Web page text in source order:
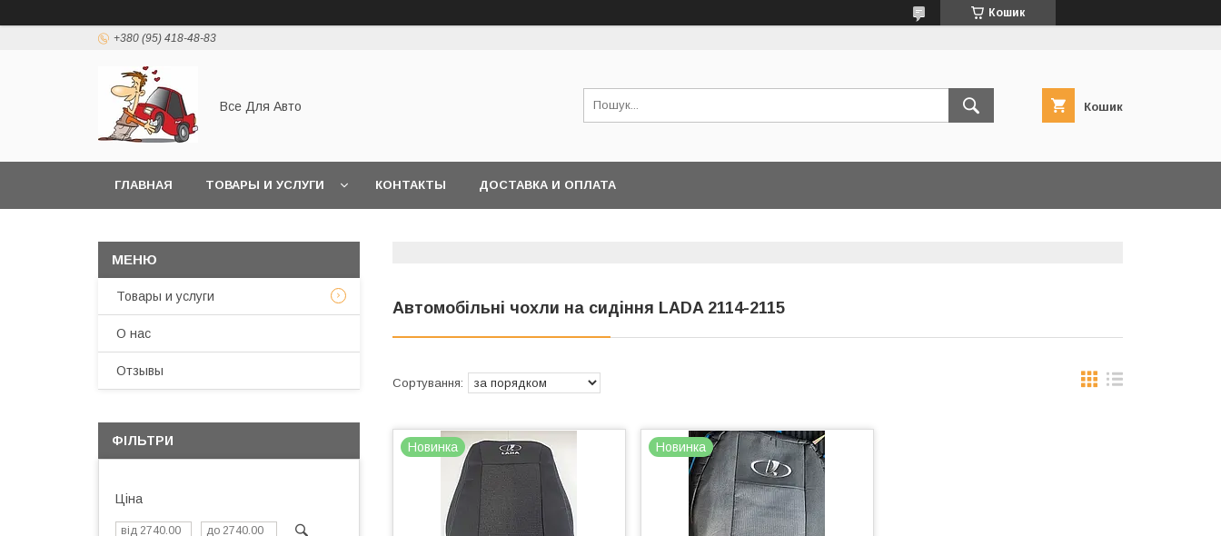
Кошик
+380 (95) 418-48-83
Все Для Авто Кошик
ГЛАВНАЯ ТОВАРЫ И УСЛУГИ КОНТАКТЫ ДОСТАВКА И ОПЛАТА
Автомобільні чохли на сидіння LADA 2114-2115
Новинка Новинка
Товары и услуги
О нас
Отзывы
ФІЛЬТРИ
Ціна